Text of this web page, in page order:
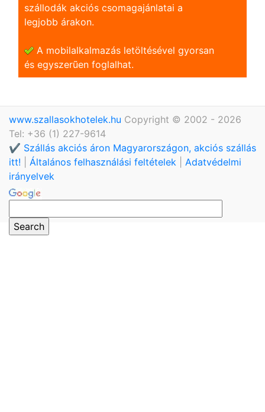
szállodák akciós csomagajánlatai a
legjobb árakon.
A mobilalkalmazás letöltésével gyorsan
és egyszerũen foglalhat.
www.szallasokhotelek.hu Copyright © 2002 - 2026
Tel: +36 (1) 227-9614
✔️ Szállás akciós áron Magyarországon, akciós szállás
itt!
Általános felhasználási feltételek
Adatvédelmi
irányelvek